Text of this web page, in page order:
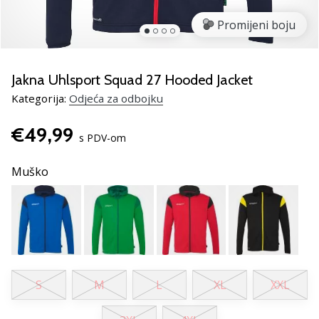
poklon
odbojku!
Pogledajte
naš
i
odaberite
obuću,
odjeću
opremu
najboljih
marki
na
tržištu.
Promijeni boju
Jakna Uhlsport Squad 27 Hooded Jacket
Kategorija: Odjeća za odbojku
€49,99 s PDV-om
Muško
S M L XL XXL